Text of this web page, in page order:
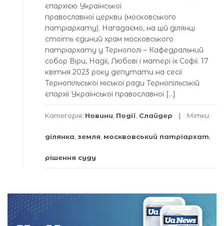
єпархією Української
православної церкви (московського
патріархату). Нагадаємо, на цій ділянці
стоїть єдиний храм московського
патріархату у Тернополі – Кафедральний
собор Віри, Надії, Любові і матері їх Софії. 17
квітня 2023 року депутати на сесії
Тернопільської міської ради Тернопільській
єпархії Української православної […]
Категорія: Новини Події Слайдер Мітки:
ділянка земля москвовський патріархат
рішення суду